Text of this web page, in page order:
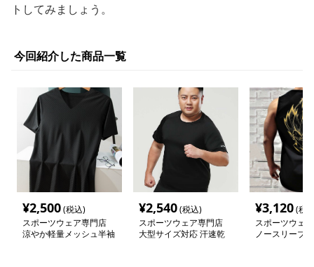
トしてみましょう。
今回紹介した商品一覧
¥2,500(税込)
スポーツウェア専門店
涼やか軽量メッシュ半袖
¥2,540(税込)
スポーツウェア専門店
大型サイズ対応 汗速乾
¥3,120(税
スポーツウェ
ノースリーブ